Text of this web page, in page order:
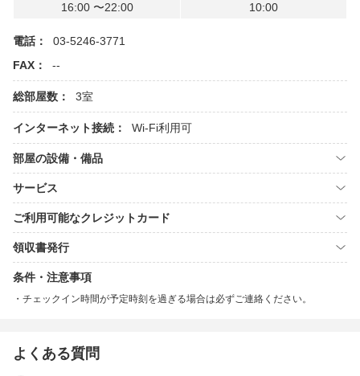
16:00 〜22:00
10:00
電話：
03-5246-3771
FAX：
--
総部屋数： 3室
インターネット接続： Wi-Fi利用可
部屋の設備・備品
サービス
ご利用可能なクレジットカード
領収書発行
条件・注意事項
チェックイン時間が予定時刻を過ぎる場合は必ずご連絡ください。
よくある質問